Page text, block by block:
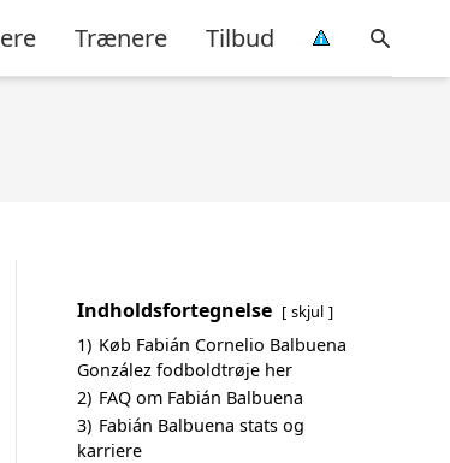
Trænere Tilbud
Indholdsfortegnelse skjul
1) Køb Fabián Cornelio Balbuena
González fodboldtrøje her
2) FAQ om Fabián Balbuena
3) Fabián Balbuena stats og
karriere